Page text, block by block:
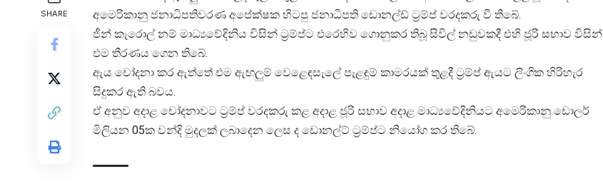
SHARE
අමෙරිකානු ජනාධිපතිවරණ අපේක්ෂක හිටපු ජනාධිපති ඩොනල්ඩ් ට්‍රම්ප් වරදකරු වී තිබේ.
ජීන් කැරොල් නම් මාධ්‍යවේදිනිය විසින් ට්‍රම්ප්ට එරෙහිව ගොනුකර තිබූ සිවිල් නඩුවකදී එහි ජූරි සභාව විසින්
එම තීරණය ගෙන තිබේ.
ඇය චෝදනා කර ඇත්තේ එම ඇඟලුම් වෙළෙඳසැලේ පැළඳුම් කාමරයක් තුළදී ට්‍රම්ප් ඇයට ලිංගික හිරිහැර
සිදුකර ඇති බවය.
ඒ අනුව අදාළ චෝදනාවට ට්‍රම්ප් වරදකරු කළ අදාළ ජූරි සභාව අදාළ මාධ්‍යවේදිනියට අමෙරිකානු ඩොලර්
මිලියන 05ක වන්දි මුදලක් ලබාදෙන ලෙස ද ඩොනල්ට් ට්‍රම්ප්ට නියෝග කර තිබේ.